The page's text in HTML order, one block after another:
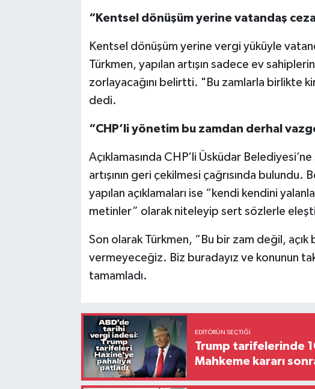
“Kentsel dönüşüm yerine vatandaş
Kentsel dönüşüm yerine vergi yüküyle
Türkmen, yapılan artışın sadece ev
zorlayacağını belirtti. "Bu zamlarla birlikte
dedi.
“CHP’li yönetim bu zamdan derhal
Açıklamasında CHP’li Üsküdar
artışının geri çekilmesi çağrısında bulundu.
yapılan açıklamaları ise “kendi kendini
metinler” olarak niteleyip sert sözlerle
Son olarak Türkmen, “Bu bir zam değil, açık
vermeyeceğiz. Biz buradayız ve konunun
tamamladı.
EDITÖRÜN SEÇTIĞI
Trump tarifelerinde
Mahkeme kararı